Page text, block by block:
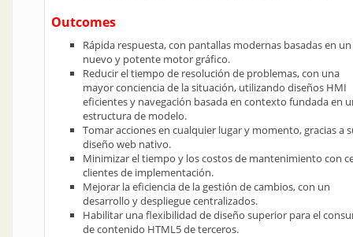
Outcomes
Rápida respuesta, con pantallas modernas basadas en un
nuevo y potente motor gráfico.
Reducir el tiempo de resolución de problemas, con una
mayor conciencia de la situación, utilizando diseños HMI
eficientes y navegación basada en contexto fundada en
estructura de modelo.
Tomar acciones en cualquier lugar y momento, gracias a
diseño web nativo.
Minimizar el tiempo y los costos de mantenimiento con
clientes de implementación.
Mejorar la eficiencia de la gestión de cambios, con un
desarrollo y despliegue centralizados.
Habilitar una flexibilidad de diseño superior para el
de contenido HTML5 de terceros.